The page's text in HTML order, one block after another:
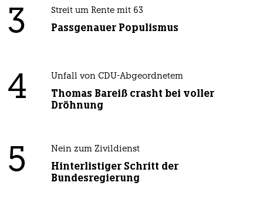
3 Streit um Rente mit 63
Passgenauer Populismus
4 Unfall von CDU-Abgeordnetem
Thomas Bareiß crasht bei voller
Dröhnung
5 Nein zum Zivildienst
Hinterlistiger Schritt der
Bundesregierung